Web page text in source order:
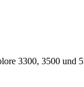
3300, 3500 und